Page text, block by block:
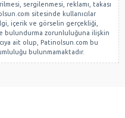
sergilenmesi, reklamı, takası
sitesinde kullanıcılar
içerik ve görselin gerçekliği,
bulundurma zorunluluğuna ilişkin
ait olup, Patinolsun.com bu
bulunmamaktadır.